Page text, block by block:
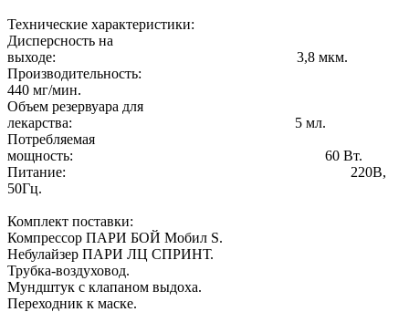
Технические характеристики:
Дисперсность на
выходе: 3,8 мкм.
Производительность:
440 мг/мин.
Объем резервуара для
лекарства: 5 мл.
Потребляемая
мощность: 60 Вт.
Питание: 220В,
50Гц.
Комплект поставки:
Компрессор ПАРИ БОЙ Мобил S.
Небулайзер ПАРИ ЛЦ СПРИНТ.
Трубка-воздуховод.
Мундштук с клапаном выдоха.
Переходник к маске.